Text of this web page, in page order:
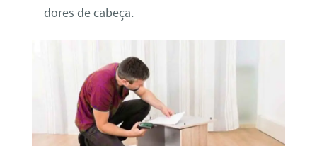
dores de cabeça.